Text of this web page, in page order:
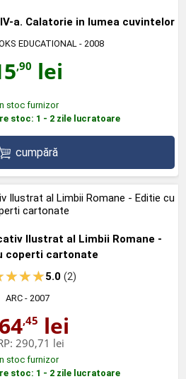
a. Calatorie in lumea cuvintelor
EDUCATIONAL - 2008
,90 lei
stoc furnizor
stoc: 1 - 2 zile lucratoare
cumpără
Ilustrat al Limbii Romane -
coperti cartonate
5.0(2)
ARC - 2007
,45 lei
290,71 lei
stoc furnizor
stoc: 1 - 2 zile lucratoare